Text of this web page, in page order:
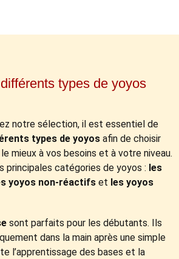
types de yoyos
notre sélection, il est essentiel de
types de yoyos afin de choisir
mieux à vos besoins et à votre niveau.
principales catégories de yoyos : les
yoyos non-réactifs et les yoyos
sont parfaits pour les débutants. Ils
dans la main après une simple
l’apprentissage des bases et la